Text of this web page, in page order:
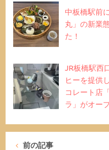
中板橋駅前
丸」の新業
た！
JR板橋駅西
ヒーを提供
コレート店
ラ」がオー
前の記事